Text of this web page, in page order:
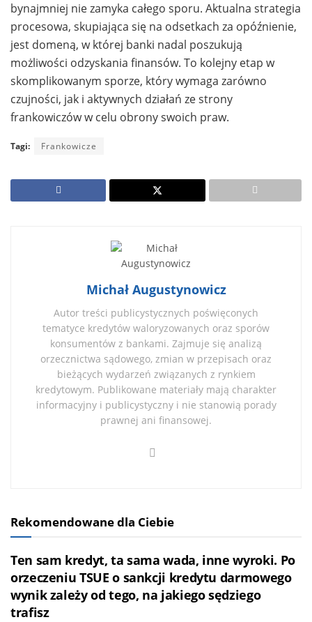
bynajmniej nie zamyka całego sporu. Aktualna strategia
procesowa, skupiająca się na odsetkach za opóźnienie,
jest domeną, w której banki nadal poszukują
możliwości odzyskania finansów. To kolejny etap w
skomplikowanym sporze, który wymaga zarówno
czujności, jak i aktywnych działań ze strony
frankowiczów w celu obrony swoich praw.
Tagi: Frankowicze
Michał Augustynowicz
Autor treści publicystycznych poświęconych
tematyce kredytów waloryzowanych oraz sporów
konsumentów z bankami. Zajmuje się analizą
orzecznictwa sądowego, zmian w przepisach oraz
bieżących wydarzeń związanych z rynkiem
kredytowym. Publikowane materiały mają charakter
informacyjny i publicystyczny i nie stanowią porady
prawnej ani finansowej.
Rekomendowane dla Ciebie
Ten sam kredyt, ta sama wada, inne wyroki. Po
orzeczeniu TSUE o sankcji kredytu darmowego
wynik zależy od tego, na jakiego sędziego
trafisz